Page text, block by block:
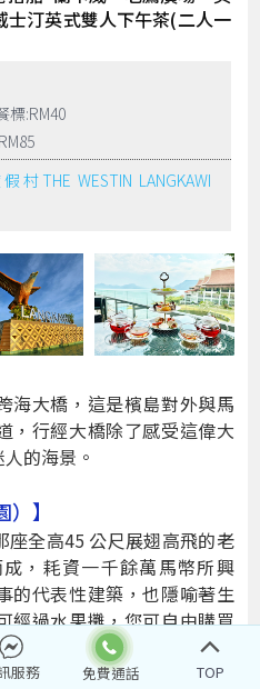
汀英式雙人下午茶(二人一
標:RM40
THE WESTIN LANGKAWI
海大橋，這是檳島對外與馬
，行經大橋除了感受這偉大
的海景。
】
座全高45 公尺展翅高飛的老
，耗資一千餘萬馬幣所興
的代表性建築，也隱喻著生
經過水果攤，您可自由購買
店內大快朵頤一番。
服務 TOP